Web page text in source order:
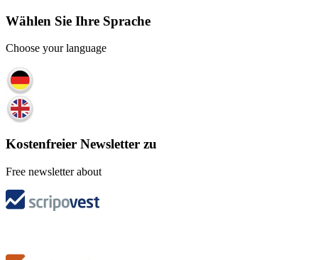
Wählen Sie Ihre Sprache
Choose your language
Kostenfreier Newsletter zu
Free newsletter about